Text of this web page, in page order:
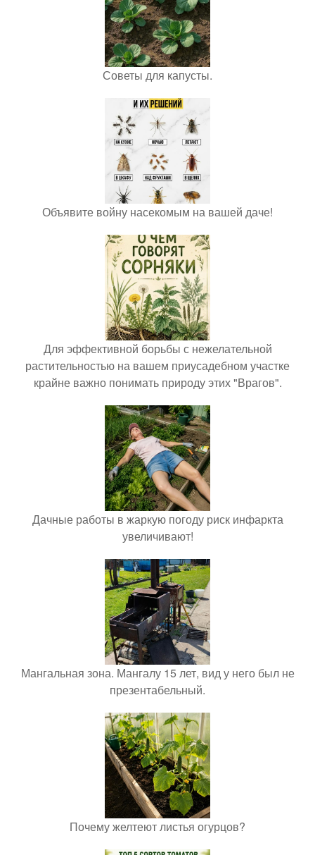
Советы для капусты.
Объявите войну насекомым на вашей даче!
Для эффективной борьбы с нежелательной
растительностью на вашем приусадебном участке
крайне важно понимать природу этих "Врагов".
Дачные работы в жаркую погоду риск инфаркта
увеличивают!
Мангальная зона. Мангалу 15 лет, вид у него был не
презентабельный.
Почему желтеют листья огурцов?